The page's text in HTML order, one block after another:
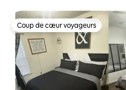
Coup de cœur voyageurs
Coup de cœur voyageurs